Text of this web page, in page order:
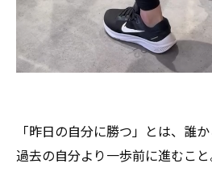
「昨日の自分に勝つ」とは、誰
過去の自分より一歩前に進むこと